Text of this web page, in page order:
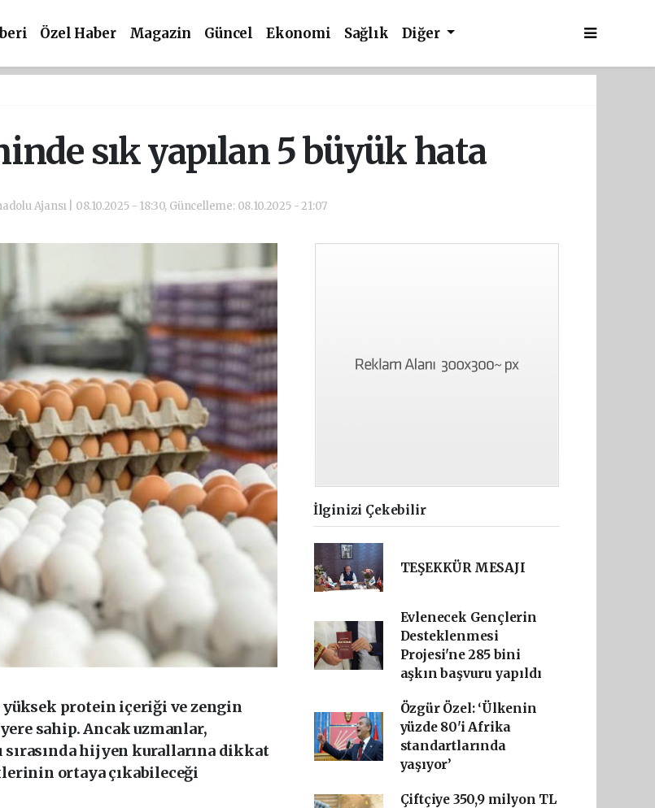
Özel Haber Magazin Güncel Ekonomi Sağlık Diğer
sık yapılan 5 büyük hata
Ajansı | 08.10.2025 - 18:30, Güncelleme: 08.10.2025 - 21:07
protein içeriği ve zengin
sahip. Ancak uzmanlar,
sırasında hijyen kurallarına dikkat
ortaya çıkabileceği
İlginizi Çekebilir
TEŞEKKÜR MESAJI
Evlenecek Gençlerin
Desteklenmesi
Projesi'ne 285 bini
aşkın başvuru yapıldı
Özgür Özel: ‘Ülkenin
yüzde 80'i Afrika
standartlarında
yaşıyor’
Çiftçiye 350,9 milyon TL